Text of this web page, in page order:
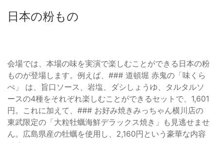
日本の粉もの
会場では、本場の味を実演で楽しむことができる日本の粉
ものが登場します。例えば、### 道頓堀 赤鬼の「味くら
べ」 は、旨口ソース、岩塩、ダシしょうゆ、タルタルソ
ースの4種をそれぞれ楽しむことができるセットで、1,601
円。これに加えて、### お好み焼きみっちゃん横川店の
東武限定の「大粒牡蠣海鮮デラックス焼き」も見逃せませ
ん。広島県産の牡蠣を使用し、2,160円という豪華な内容